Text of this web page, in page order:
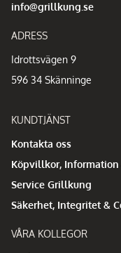
info@grillkung.se
ADRESS
Idrottsvägen 9
596 34 Skänninge
KUNDTJÄNST
Kontakta oss
Köpvillkor,
Service Grillkung
Säkerhet, Integritet &
VÅRA KOLLEGOR